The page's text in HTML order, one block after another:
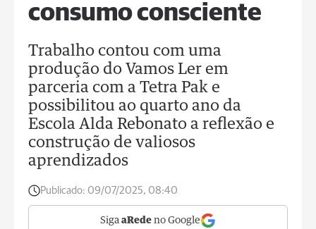
consumo consciente
Trabalho contou com uma
produção do Vamos Ler em
parceria com a Tetra Pak e
possibilitou ao quarto ano da
Escola Alda Rebonato a reflexão e
construção de valiosos
aprendizados
Publicado: 09/07/2025, 08:40
Siga aRede no Google